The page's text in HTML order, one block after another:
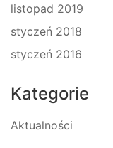
listopad 2019
styczeń 2018
styczeń 2016
Kategorie
Aktualności